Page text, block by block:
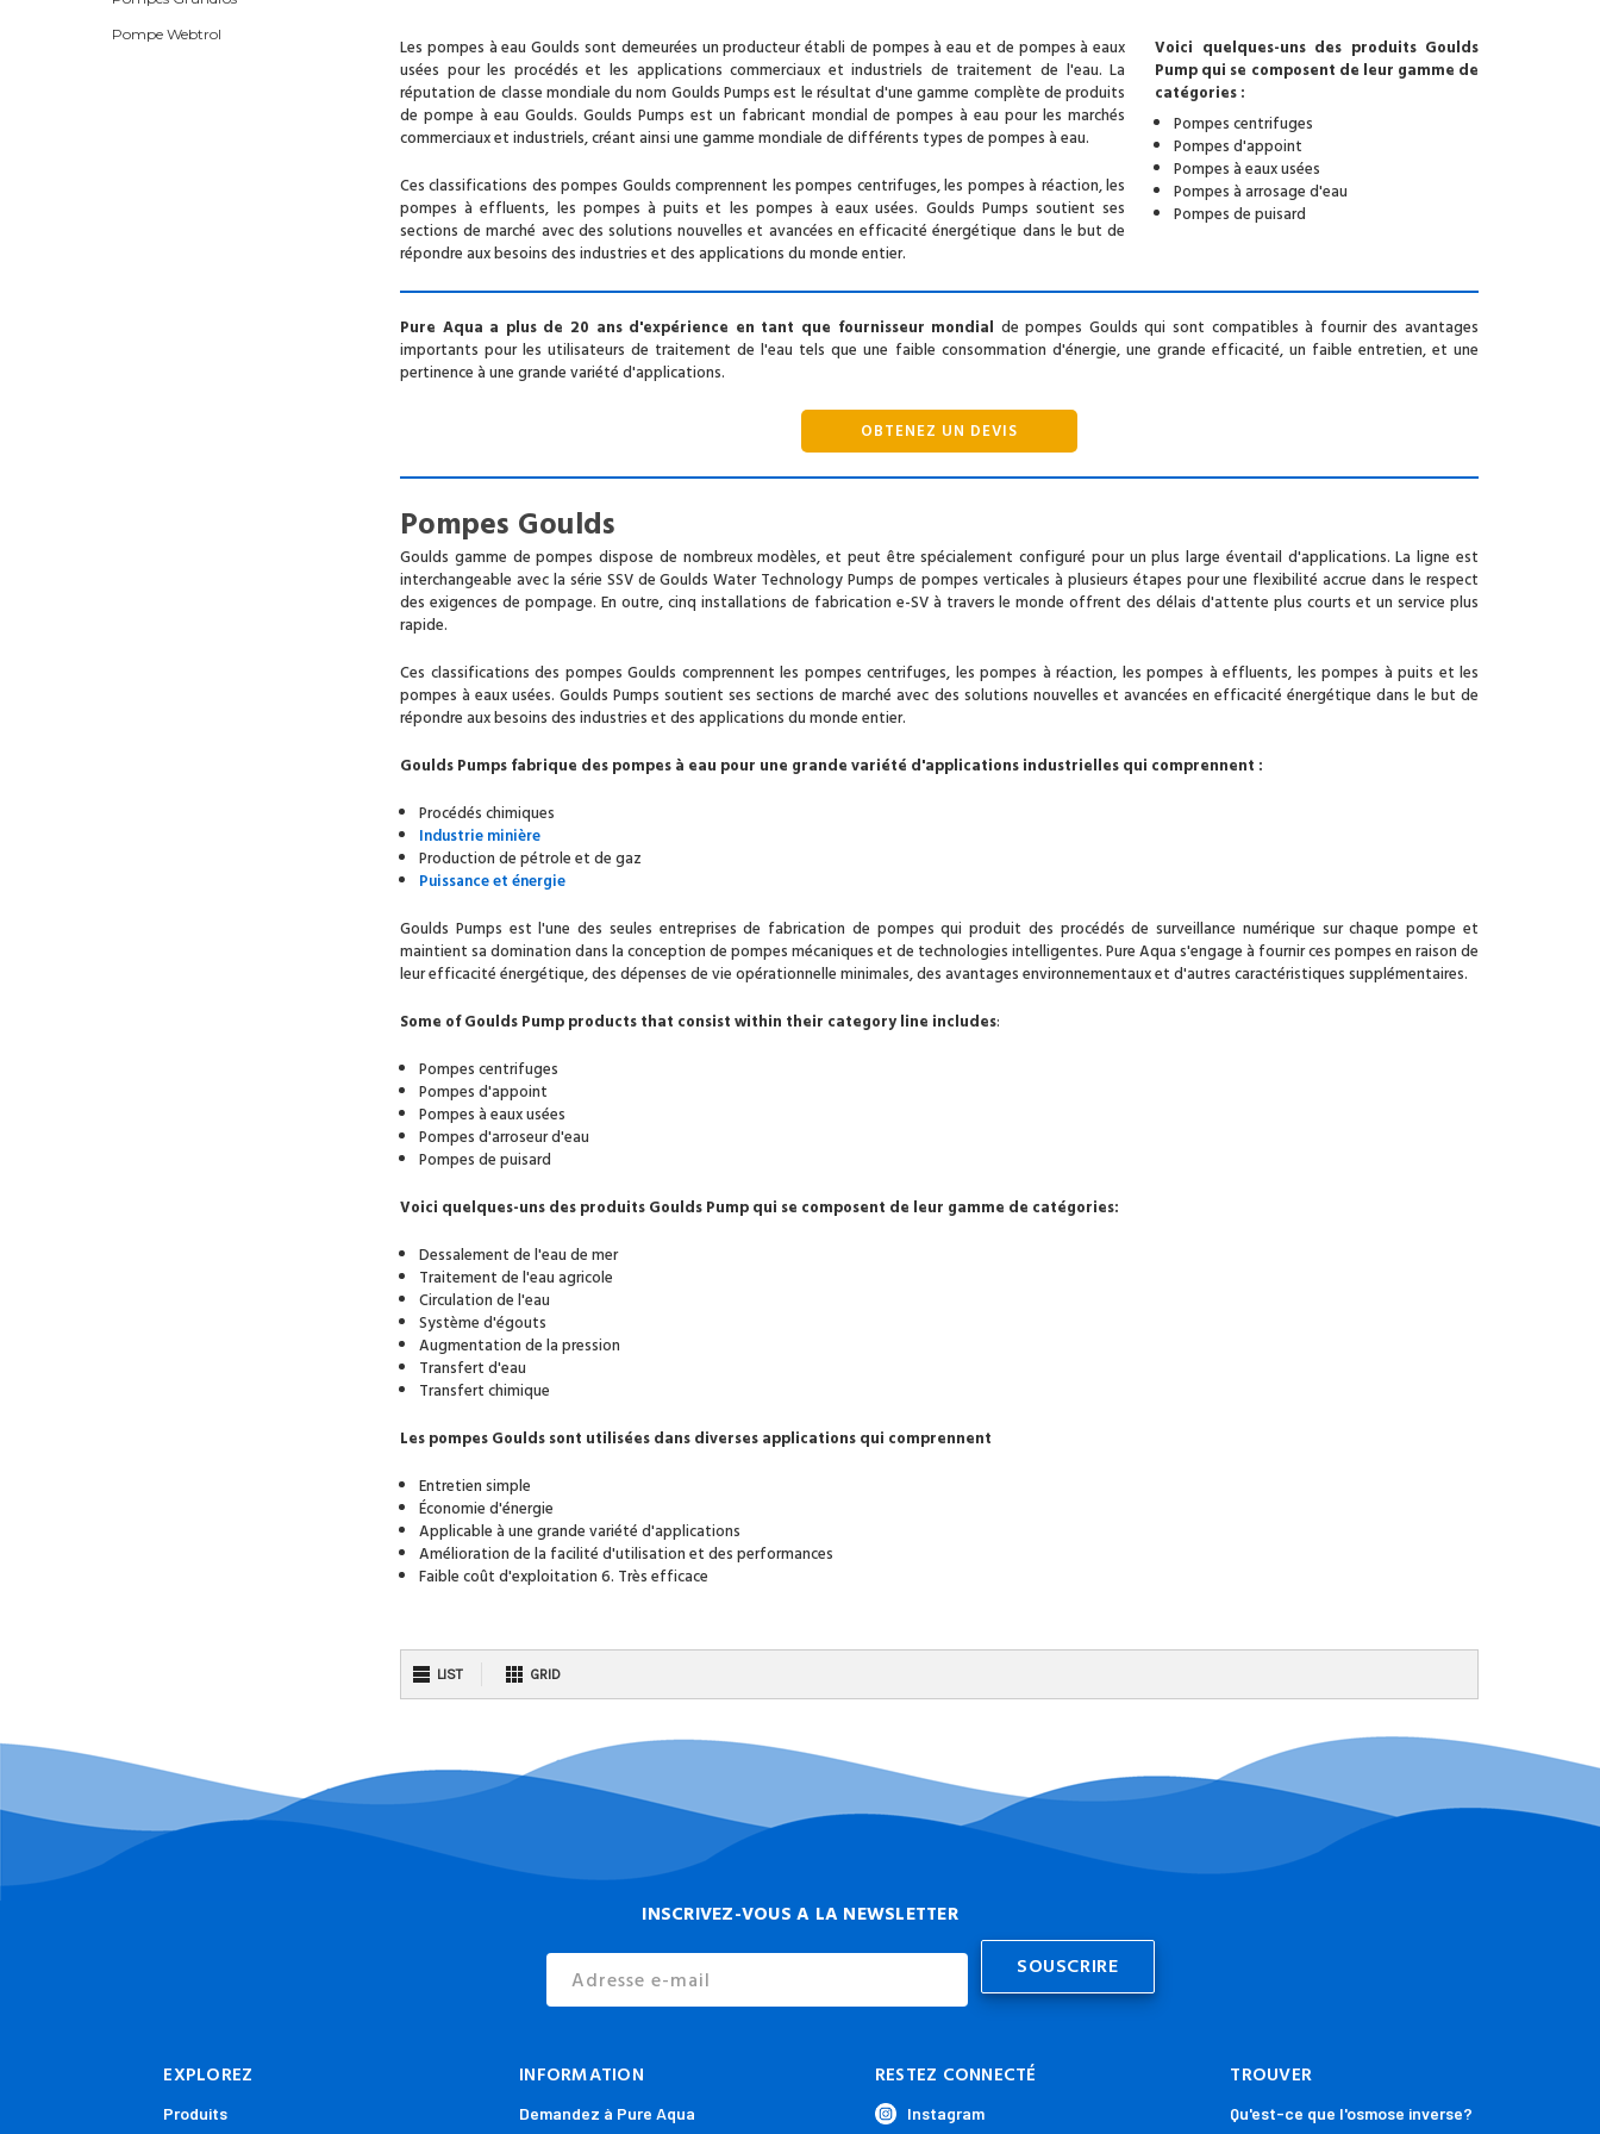
Pompe Webtrol
Les pompes à eau Goulds sont demeurées un producteur établi de pompes à eau et de pompes à eaux
usées pour les procédés et les applications commerciaux et industriels de traitement de l'eau. La
réputation de classe mondiale du nom Goulds Pumps est le résultat d'une gamme complète de produits
de pompe à eau Goulds. Goulds Pumps est un fabricant mondial de pompes à eau pour les marchés
commerciaux et industriels, créant ainsi une gamme mondiale de différents types de pompes à eau.
Ces classifications des pompes Goulds comprennent les pompes centrifuges, les pompes à réaction, les
pompes à effluents, les pompes à puits et les pompes à eaux usées. Goulds Pumps soutient ses
sections de marché avec des solutions nouvelles et avancées en efficacité énergétique dans le but de
répondre aux besoins des industries et des applications du monde entier.
Voici quelques-uns des produits Goulds
Pump qui se composent de leur gamme de
catégories :
Pompes centrifuges
Pompes d'appoint
Pompes à eaux usées
Pompes à arrosage d'eau
Pompes de puisard
Pure Aqua a plus de 20 ans d'expérience en tant que fournisseur mondial de pompes Goulds qui sont compatibles à fournir des avantages
importants pour les utilisateurs de traitement de l'eau tels que une faible consommation d'énergie, une grande efficacité, un faible entretien, et une
pertinence à une grande variété d'applications.
OBTENEZ UN DEVIS
Pompes Goulds
Goulds gamme de pompes dispose de nombreux modèles, et peut être spécialement configuré pour un plus large éventail d'applications. La ligne est
interchangeable avec la série SSV de Goulds Water Technology Pumps de pompes verticales à plusieurs étapes pour une flexibilité accrue dans le respect
des exigences de pompage. En outre, cinq installations de fabrication e-SV à travers le monde offrent des délais d'attente plus courts et un service plus
rapide.
Ces classifications des pompes Goulds comprennent les pompes centrifuges, les pompes à réaction, les pompes à effluents, les pompes à puits et les
pompes à eaux usées. Goulds Pumps soutient ses sections de marché avec des solutions nouvelles et avancées en efficacité énergétique dans le but de
répondre aux besoins des industries et des applications du monde entier.
Goulds Pumps fabrique des pompes à eau pour une grande variété d'applications industrielles qui comprennent :
Procédés chimiques
Industrie minière
Production de pétrole et de gaz
Puissance et énergie
Goulds Pumps est l'une des seules entreprises de fabrication de pompes qui produit des procédés de surveillance numérique sur chaque pompe et
maintient sa domination dans la conception de pompes mécaniques et de technologies intelligentes. Pure Aqua s'engage à fournir ces pompes en raison de
leur efficacité énergétique, des dépenses de vie opérationnelle minimales, des avantages environnementaux et d'autres caractéristiques supplémentaires.
Some of Goulds Pump products that consist within their category line includes:
Pompes centrifuges
Pompes d'appoint
Pompes à eaux usées
Pompes d'arroseur d'eau
Pompes de puisard
Voici quelques-uns des produits Goulds Pump qui se composent de leur gamme de catégories:
Dessalement de l'eau de mer
Traitement de l'eau agricole
Circulation de l'eau
Système d'égouts
Augmentation de la pression
Transfert d'eau
Transfert chimique
Les pompes Goulds sont utilisées dans diverses applications qui comprennent
Entretien simple
Économie d'énergie
Applicable à une grande variété d'applications
Amélioration de la facilité d'utilisation et des performances
Faible coût d'exploitation 6. Très efficace
LIST GRID
INSCRIVEZ-VOUS A LA NEWSLETTER
Email
Address
EXPLOREZ
Produits
INFORMATION
Demandez à Pure Aqua
RESTEZ CONNECTÉ
Instagram
TROUVER
Qu'est-ce que l'osmose inverse?